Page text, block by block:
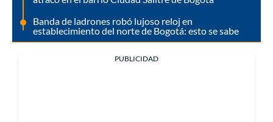
Banda de ladrones robó lujoso reloj en
establecimiento del norte de Bogotá: esto se sabe
PUBLICIDAD